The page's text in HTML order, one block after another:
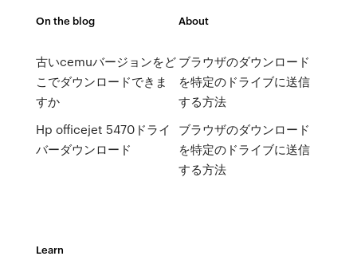
On the blog
古いcemuバージョンをど
こでダウンロードできま
すか
Hp officejet 5470ドライ
バーダウンロード
About
ブラウザのダウンロード
を特定のドライブに送信
する方法
ブラウザのダウンロード
を特定のドライブに送信
する方法
Learn